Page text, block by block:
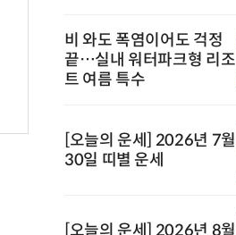
비 와도 폭염이어도 걱정
끝…실내 워터파크형 리조
트 여름 특수
[오늘의 운세] 2026년 7월
30일 띠별 운세
[오늘의 운세] 2026년 8월